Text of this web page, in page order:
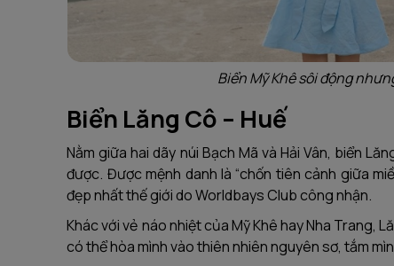
Biển Mỹ Khê sôi động
Biển Lăng Cô – Huế
Nằm giữa hai dãy núi Bạch Mã và Hải Vân, biển
được. Được mệnh danh là “chốn tiên cảnh giữa
đẹp nhất thế giới do Worldbays Club công nhận.
Khác với vẻ náo nhiệt của Mỹ Khê hay Nha Trang,
có thể hòa mình vào thiên nhiên nguyên sơ, tắm